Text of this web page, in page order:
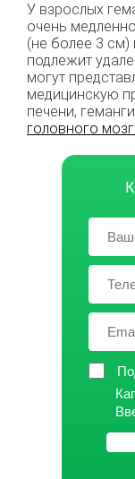
У взрослых
очень
(не более 3 см)
подлежит
могут
медицинскую
печени,
головного